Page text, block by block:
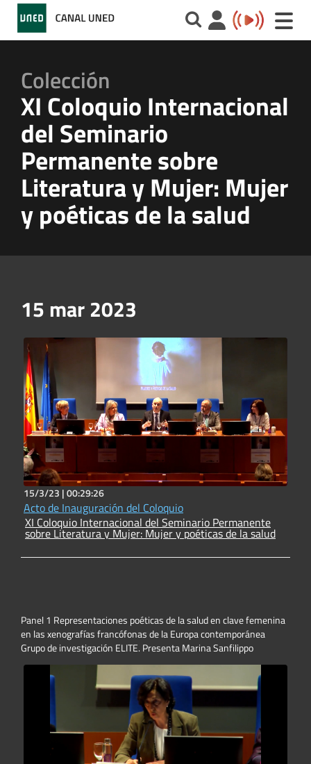
Toggle
Colección
XI Coloquio Internacional
del Seminario
Permanente sobre
Literatura y Mujer: Mujer
y poéticas de la salud
15 mar 2023
15/3/23 |00:29:26
Acto de Inauguración del Coloquio
XI Coloquio Internacional del Seminario Permanente
sobre Literatura y Mujer: Mujer y poéticas de la salud
Panel 1 Representaciones poéticas de la salud en clave femenina
en las xenografías francófonas de la Europa contemporánea
Grupo de investigación ELITE. Presenta Marina Sanfilippo